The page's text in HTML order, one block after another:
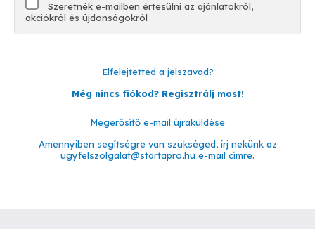
Szeretnék e-mailben értesülni az ajánlatokról,
akciókról és újdonságokról
Elfelejtetted a jelszavad?
Még nincs fiókod? Regisztrálj most!
Megerősítő e-mail újraküldése
Amennyiben segítségre van szükséged, írj nekünk az
ugyfelszolgalat@startapro.hu e-mail címre.